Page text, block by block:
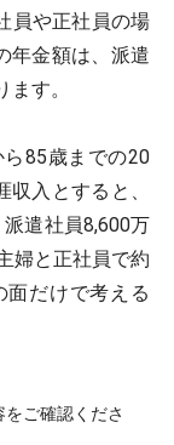
員や正社員の場
年金額は、派遣
す。
85歳までの20
入とすると、
遣社員8,600万
婦と正社員で約
面だけで考える
ご確認くださ